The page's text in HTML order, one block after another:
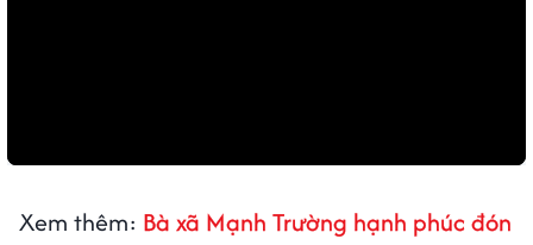
Xem thêm: Bà xã Mạnh Trường hạnh phúc đón